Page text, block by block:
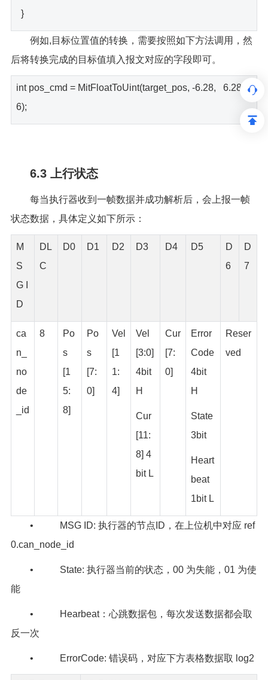
}
例如,目标位置值的转换，需要按照如下方法调用，然
后将转换完成的目标值填入报文对应的字段即可。
int pos_cmd = MitFloatToUint(target_pos, -6.28, 6.28, 1
6);
6.3 上行状态
每当执行器收到一帧数据并成功解析后，会上报一帧
状态数据，具体定义如下所示：
M
S
G I
D
DL
C
D0 D1 D2 D3 D4 D5
D
6
D
7
ca
n_
no
de
_id
8
Po
s
[1
5:
8]
Po
s
[7:
0]
Vel
[1
1:
4]
Vel
[3:0]
4bit
H
Cur
[11:
8] 4
bit L
Cur
[7:
0]
Error
Code
4bit
H
State
3bit
Heart
beat
1bit L
Reser
ved
• MSG ID: 执行器的节点ID，在上位机中对应 ref
0.can_node_id
• State: 执行器当前的状态，00 为失能，01 为使
能
• Hearbeat：心跳数据包，每次发送数据都会取
反一次
• ErrorCode: 错误码，对应下方表格数据取 log2